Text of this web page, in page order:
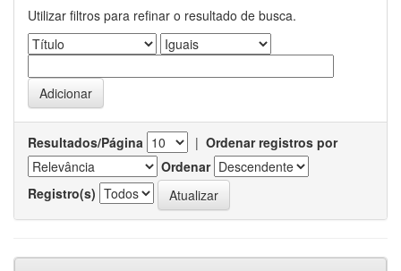
Utilizar filtros para refinar o resultado de busca.
Resultados/Página | Ordenar registros por
Ordenar
Registro(s)